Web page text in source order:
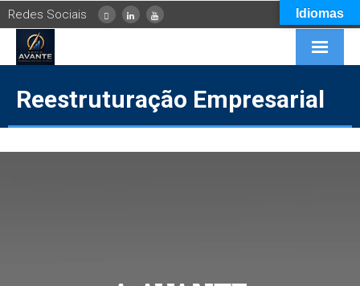
Redes Sociais
SERVIÇOS
Reestruturação Empresarial
Idiomas